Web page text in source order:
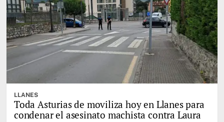
LLANES
Toda Asturias de moviliza hoy en Llanes para
condenar el asesinato machista contra Laura